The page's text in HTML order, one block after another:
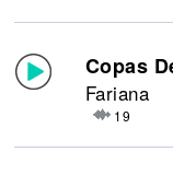
Copas
Fariana
19